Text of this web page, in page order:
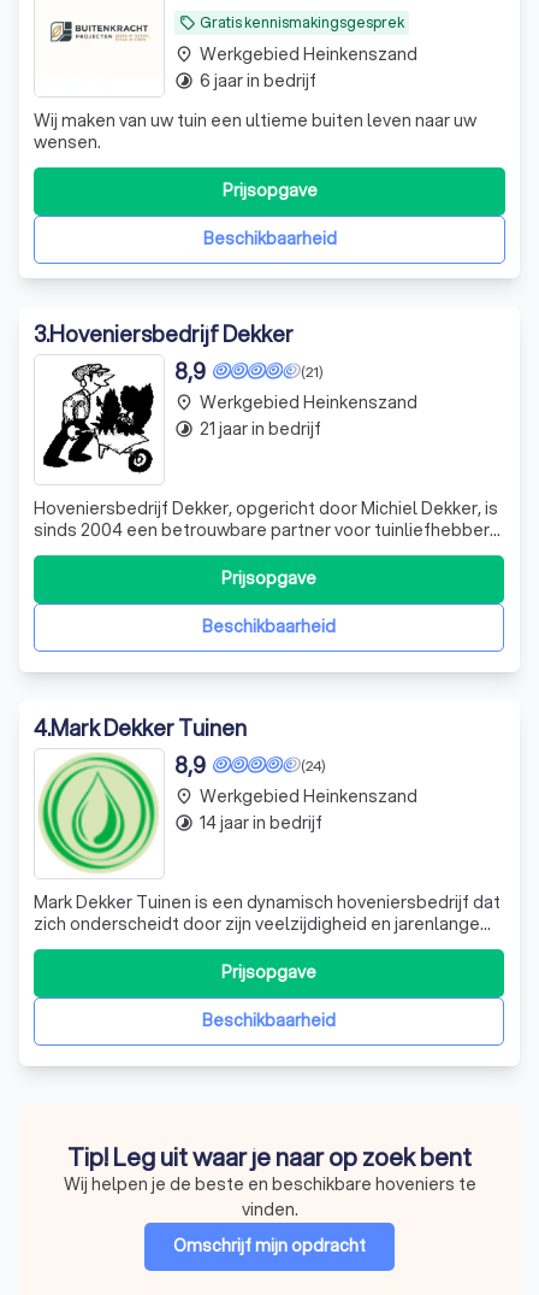
local_offer Gratis kennismakingsgesprek
Wij maken van uw tuin een ultieme buiten leven naar uw
wensen.
Beschikbaarheid
Prijsopgave
place Werkgebied Heinkenszand
timelapse 6 jaar in bedrijf
3.Hoveniersbedrijf Dekker
(21)
8,9
Hoveniersbedrijf Dekker, opgericht door Michiel Dekker, is
sinds 2004 een betrouwbare partner voor tuinliefhebbers
in Zeeuws-Vlaanderen. Met een passie voor het
hoveniersvak en bestratingen, onderscheiden we ons
door onze aandacht voor detail en klantgerichte aanpak.
Of u nu een particulier bent of
Beschikbaarheid
Prijsopgave
place Werkgebied Heinkenszand
timelapse 21 jaar in bedrijf
4.Mark Dekker Tuinen
(24)
8,9
Mark Dekker Tuinen is een dynamisch hoveniersbedrijf dat
zich onderscheidt door zijn veelzijdigheid en jarenlange
ervaring. Wij zijn gespecialiseerd in het ontwerpen en
aanleggen van particuliere tuinen, waarbij we streven naar
een hoge kwaliteit afwerking. Onze expertise ligt niet
alleen in het cre
Beschikbaarheid
Prijsopgave
place Werkgebied Heinkenszand
timelapse 14 jaar in bedrijf
Tip! Leg uit waar je naar op zoek bent
Wij helpen je de beste en beschikbare hoveniers te
vinden.
Omschrijf mijn opdracht